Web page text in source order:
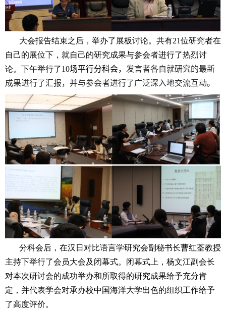
大会报告结束之后，举办了展板讨论。共有21位研究者在
自己的展位下，就自己的研究成果与参会者进行了热烈讨
论。下午举行了10场平行分科会， 发言者各自就研究的最新
成果进行了汇报，并与参会者进行了广泛深入地交流互动。
分科会后，在汉日对比语言学研究会副秘书长曹红荃教授
主持下举行了会员大会及闭幕式。闭幕式上，杨文江副会长
对本次研讨会的成功举办和所取得的研究成果给予充分肯
定，并代表学会对承办校中国海洋大学出色的组织工作给予
了高度评价。